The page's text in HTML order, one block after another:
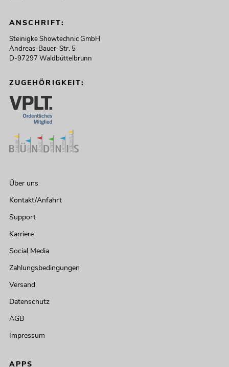
ANSCHRIFT:
Steinigke Showtechnic GmbH
Andreas-Bauer-Str. 5
D-97297 Waldbüttelbrunn
ZUGEHÖRIGKEIT:
Über uns
Kontakt/Anfahrt
Support
Karriere
Social Media
Zahlungsbedingungen
Versand
Datenschutz
AGB
Impressum
APPS